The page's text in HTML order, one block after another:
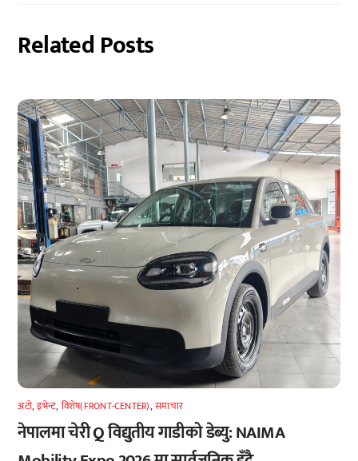
Related Posts
अटाे,इभेन्ट, विशेष(FRONT-CENTER),समाचार
नेपालमा चेरी Q विद्युतीय गाडीको डेब्यु: NAIMA